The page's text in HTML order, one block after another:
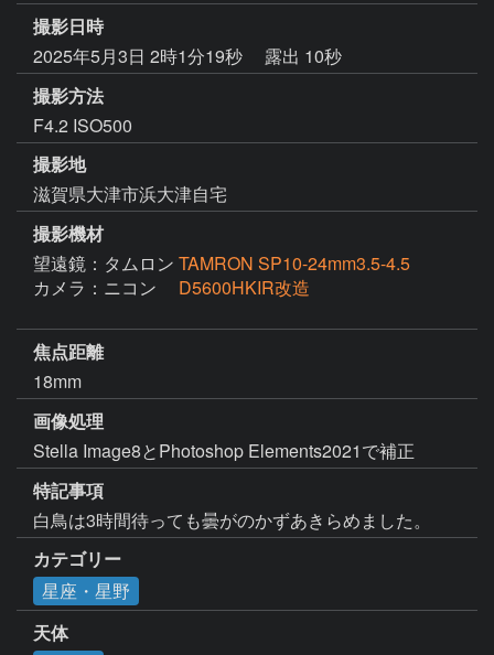
撮影日時
2025年5月3日 2時1分19秒
露出 10秒
撮影方法
F4.2 ISO500
撮影地
滋賀県大津市浜大津自宅
撮影機材
望遠鏡：タムロン TAMRON SP10-24mm3.5-4.5
カメラ：ニコン
D5600HKIR改造
焦点距離
18mm
画像処理
Stella Image8とPhotoshop Elements2021で補正
特記事項
白鳥は3時間待っても曇がのかずあきらめました。
カテゴリー
星座・星野
天体